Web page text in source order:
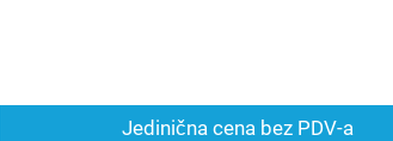
Jedinična cena bez PDV-a